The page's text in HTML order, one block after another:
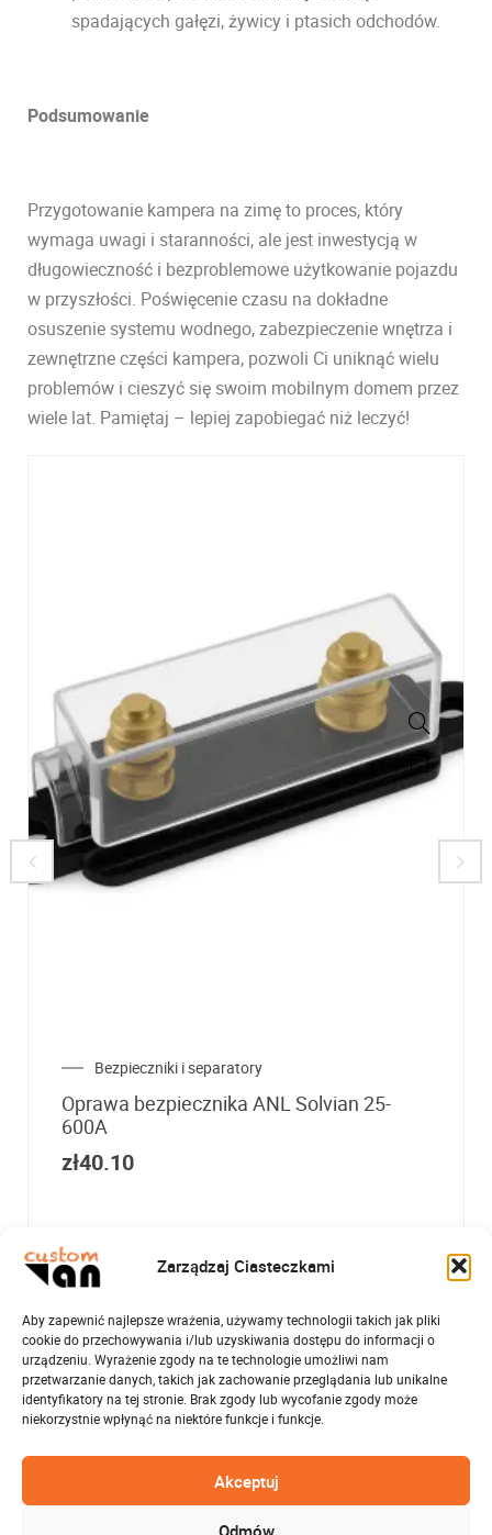
Zarządzaj Ciasteczkami
Aby zapewnić najlepsze wrażenia, używamy technologii takich jak pliki
cookie do przechowywania i/lub uzyskiwania dostępu do informacji o
urządzeniu. Wyrażenie zgody na te technologie umożliwi nam
przetwarzanie danych, takich jak zachowanie przeglądania lub unikalne
identyfikatory na tej stronie. Brak zgody lub wycofanie zgody może
niekorzystnie wpłynąć na niektóre funkcje i funkcje.
Akceptuj
Odmów
spadających gałęzi, żywicy i ptasich odchodów.
Podsumowanie
Przygotowanie kampera na zimę to proces, który
wymaga uwagi i staranności, ale jest inwestycją w
długowieczność i bezproblemowe użytkowanie pojazdu
w przyszłości. Poświęcenie czasu na dokładne
osuszenie systemu wodnego, zabezpieczenie wnętrza i
zewnętrzne części kampera, pozwoli Ci uniknąć wielu
problemów i cieszyć się swoim mobilnym domem przez
wiele lat. Pamiętaj – lepiej zapobiegać niż leczyć!
Bezpieczniki i separatory
Oprawa bezpiecznika ANL Solvian 25-
600A
zł40.10